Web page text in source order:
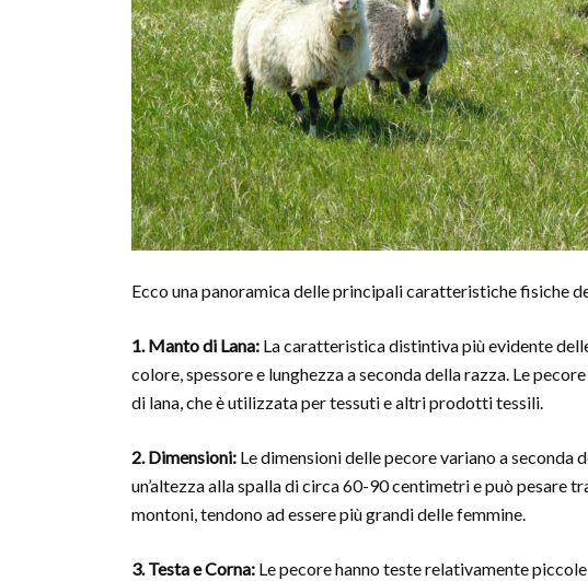
Ecco una panoramica delle principali caratteristiche fisiche
1. Manto di Lana: La caratteristica distintiva più evidente
colore, spessore e lunghezza a seconda della razza. Le
di lana, che è utilizzata per tessuti e altri prodotti tessili.
2. Dimensioni: Le dimensioni delle pecore variano a seconda
un’altezza alla spalla di circa 60-90 centimetri e può pesare
montoni, tendono ad essere più grandi delle femmine.
3. Testa e Corna: Le pecore hanno teste relativamente